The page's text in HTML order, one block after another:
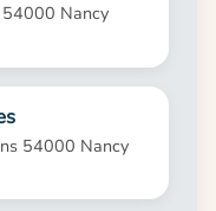
Nancy
54000 Nancy